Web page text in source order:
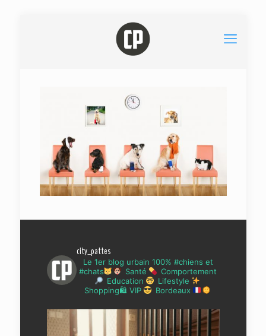
city_pattes
Le 1er blog urbain 100% #chiens et
#chats
Santé
Comportement
Education
Lifestyle
Shopping🛍 VIP
Bordeaux